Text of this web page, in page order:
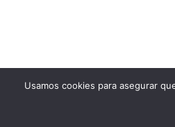
Usamos cookies para asegurar